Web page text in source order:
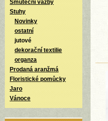
Smuteční vazby
Stuhy
Novinky
ostatní
jutové
dekorační textilie
organza
Prodaná aranžmá
Floristické pomůcky
Jaro
Vánoce